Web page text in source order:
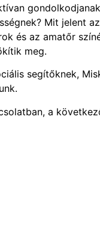
Mit jelent
és az amatőr
meg.
segítőknek,
a